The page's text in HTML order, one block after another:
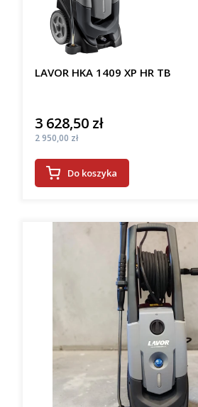
LAVOR HKA 1409 XP HR TB
Cena
3 628,50 zł
Cena
2 950,00 zł
Do koszyka